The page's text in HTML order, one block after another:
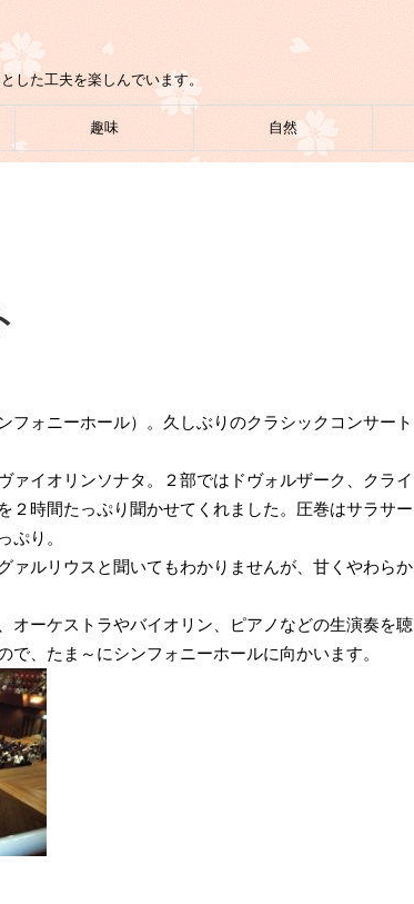
した工夫を楽しんでいます。
趣味 自然
フォニーホール）。久しぶりのクラシックコンサート
ァイオリンソナタ。２部ではドヴォルザーク、クライ
２時間たっぷり聞かせてくれました。圧巻はサラサー
ぷり。
ァルリウスと聞いてもわかりませんが、甘くやわらか
オーケストラやバイオリン、ピアノなどの生演奏を聴
で、たま～にシンフォニーホールに向かいます。